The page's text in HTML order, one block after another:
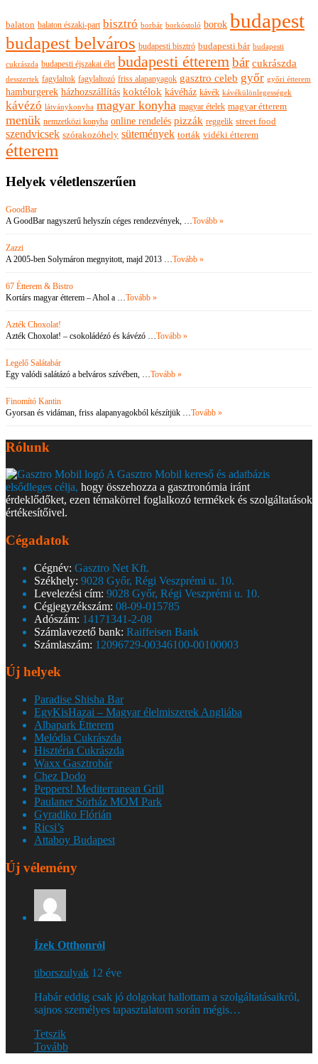
balaton balaton északi-part bisztró borbár borkóstoló borok budapest
budapest belváros budapesti bisztró budapesti bár budapesti
cukrászda budapesti éjszakai élet budapesti étterembár cukrászda
desszertek fagylaltok fagylaltozó friss alapanyagok gasztro celeb győr győri étterem
hamburgerek házhozszállítás koktélok kávéház kávék kávékülönlegességek
kávézó látványkonyha magyar konyha magyar ételek magyar étterem
menük nemzetközi konyha online rendelés pizzák reggelik street food
szendvicsek szórakozóhely sütemények torták vidéki étterem
étterem
Helyek véletlenszerűen
GoodBar
A GoodBar nagyszerű helyszín céges rendezvények, …Tovább »
Zazzi
A 2005-ben Solymáron megnyitott, majd 2013 …Tovább »
67 Étterem & Bistro
Kortárs magyar étterem – Ahol a …Tovább »
Azték Choxolat!
Azték Choxolat! – csokoládézó és kávézó …Tovább »
Legelő Salátabár
Egy valódi salátázó a belváros szívében, …Tovább »
Finomító Kantin
Gyorsan és vidáman, friss alapanyagokból készítjük …Tovább »
Rólunk
A Gasztro Mobil kereső és adatbázis
elsődleges célja, hogy összehozza a gasztronómia iránt
érdeklődőket, ezen témakörrel foglalkozó termékek és szolgáltatások
értékesítőivel.
Cégadatok
Cégnév: Gasztro Net Kft.
Székhely: 9028 Győr, Régi Veszprémi u. 10.
Levelezési cím: 9028 Győr, Régi Veszprémi u. 10.
Cégjegyzékszám: 08-09-015785
Adószám: 14171341-2-08
Számlavezető bank: Raiffeisen Bank
Számlaszám: 12096729-00346100-00100003
Új helyek
Paradise Shisha Bar
EgyKisHazai – Magyar élelmiszerek Angliába
Albapark Étterem
Melódia Cukrászda
Hisztéria Cukrászda
Waxx Gasztrobár
Chez Dodo
Peppers! Mediterranean Grill
Paulaner Sörház MOM Park
Gyradiko Flórián
Ricsi’s
Attaboy Budapest
Új vélemény
Ízek Otthonról
tiborszulyak 12 éve
Habár eddig csak jó dolgokat hallottam a szolgáltatásaikról,
sajnos személyes tapasztalatom során mégis…
Tetszik
Tovább